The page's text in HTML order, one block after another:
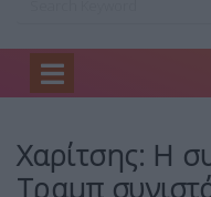
Home
Χαρίτσης: Η
Τραμπ